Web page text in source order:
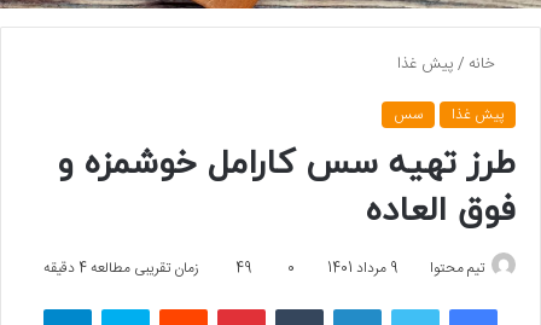
خانه /پیش غذا
پیش غذا سس
طرز تهیه سس کارامل خوشمزه و
فوق العاده
تیم محتوا 9 مرداد 1401 0
49 زمان تقریبی مطالعه 4 دقیقه
فیسبوک توییتر لینکداین تامبلر پینتریستReddit اسکایپ تلگرام